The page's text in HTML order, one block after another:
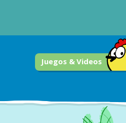
Juegos & Videos